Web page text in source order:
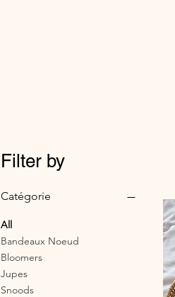
Filter by
Catégorie
All
Bandeaux Noeud
Bloomers
Jupes
Snoods